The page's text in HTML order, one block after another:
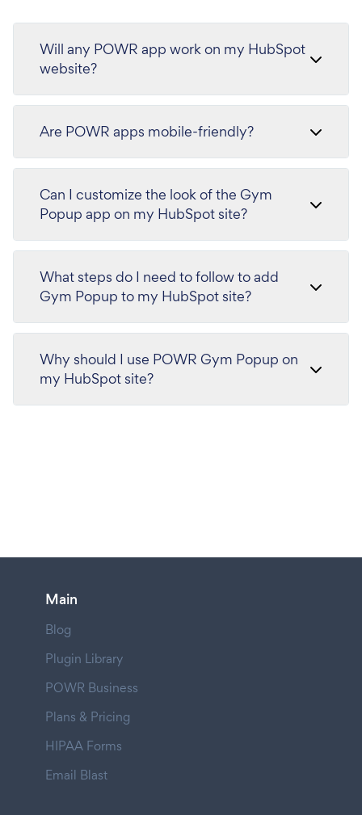
Will any POWR app work on my HubSpot
website?
Are POWR apps mobile-friendly?
Can I customize the look of the Gym
Popup app on my HubSpot site?
What steps do I need to follow to add
Gym Popup to my HubSpot site?
Why should I use POWR Gym Popup on
my HubSpot site?
Main
Blog
Plugin Library
POWR Business
Plans & Pricing
HIPAA Forms
Email Blast